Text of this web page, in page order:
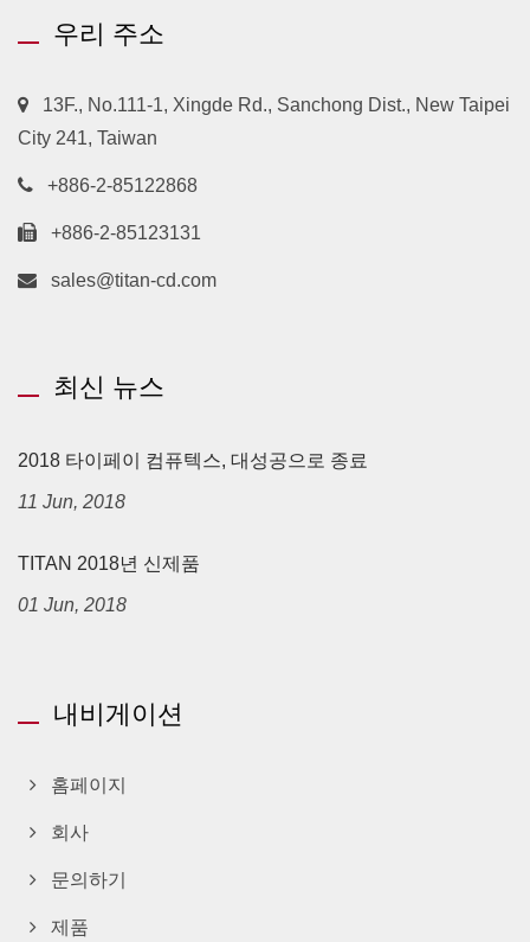
우리 주소
13F., No.111-1, Xingde Rd., Sanchong Dist., New Taipei
City 241, Taiwan
+886-2-85122868
+886-2-85123131
sales@titan-cd.com
최신 뉴스
2018 타이페이 컴퓨텍스, 대성공으로 종료
11 Jun, 2018
TITAN 2018년 신제품
01 Jun, 2018
내비게이션
홈페이지
회사
문의하기
제품